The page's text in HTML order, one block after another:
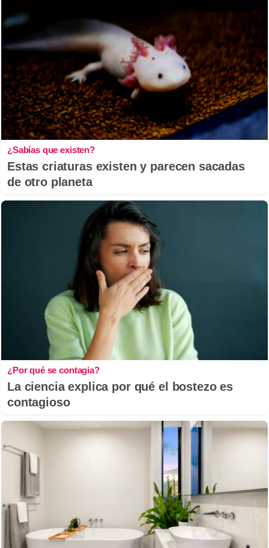
¿Sabías que existen?
Estas criaturas existen y parecen sacadas
de otro planeta
¿Por qué se contagia?
La ciencia explica por qué el bostezo es
contagioso